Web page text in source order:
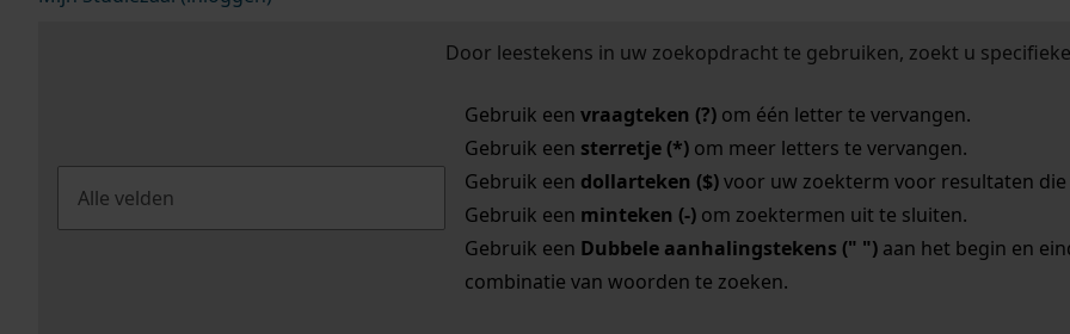
Door leestekens in uw zoekopdracht te gebruiken, zoekt u
Gebruik een vraagteken (?)om één letter te vervangen.
Gebruik een sterretje (*)om meer letters te vervangen.
Gebruik een dollarteken ($)voor uw zoekterm voor resultaten die
Gebruik een minteken (-)om zoektermen uit te sluiten.
Gebruik een Dubbele aanhalingstekens (" ")aan het begin en
combinatie van woorden te zoeken.